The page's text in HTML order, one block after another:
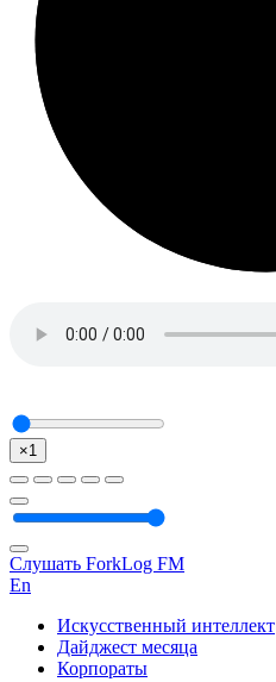
×1
Слушать ForkLog FM
En
Искусственный интеллект
Дайджест месяца
Корпораты